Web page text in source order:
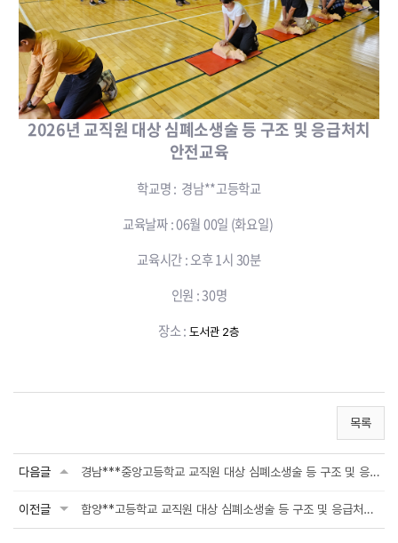
2026년 교직원 대상 심폐소생술 등 구조 및 응급처치
안전교육
학교명 : 경남**고등학교
교육날짜 : 06월 00일 (화요일)
교육시간 : 오후 1시 30분
인원 : 30명
장소 : 도서관 2층
목록
다음글 경남***중앙고등학교 교직원 대상 심폐소생술 등 구조 및 응급처치 안전교육
이전글 함양**고등학교 교직원 대상 심폐소생술 등 구조 및 응급처치 안전교육